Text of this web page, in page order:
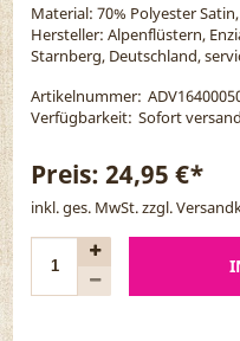
Material: 70% Polyester
Hersteller: Alpenflüstern,
Starnberg, Deutschland,
Artikelnummer:
Verfügbarkeit: Sofort
Preis:24,95 €*
inkl. ges. MwSt. zzgl.